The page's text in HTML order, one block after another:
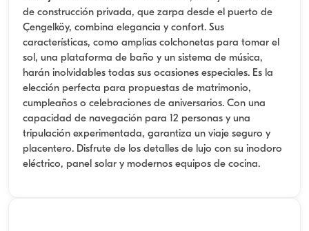
de construcción privada, que zarpa desde el puerto de
Çengelköy, combina elegancia y confort. Sus
características, como amplias colchonetas para tomar el
sol, una plataforma de baño y un sistema de música,
harán inolvidables todas sus ocasiones especiales. Es la
elección perfecta para propuestas de matrimonio,
cumpleaños o celebraciones de aniversarios. Con una
capacidad de navegación para 12 personas y una
tripulación experimentada, garantiza un viaje seguro y
placentero. Disfrute de los detalles de lujo con su inodoro
eléctrico, panel solar y modernos equipos de cocina.